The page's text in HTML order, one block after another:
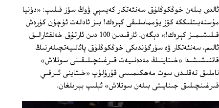
ئالدى بىلەن خوڭكوڭلۇق سەنئەتكار كەيسېي ۋوڭ سۆز قىلىپ: «دۇنيا
مۇستەبىتلىككە كۆز يۇمماسلىقى كېرەك! بىز ئادالەت ئۈچۈن كۈرەش
قىلىشىمىز كېرەك!» دېگەن. ئارقىدىن 100 دىن ئارتۇق خەلقئارالىق
ئالىم، سەنئەتكار ۋە سۈرگۈندىكى خوڭكوڭلۇق پائالىيەتچىلەرنىڭ
قاتنىشىشىدا «خىتاينىڭ مەدەنىيەت قىرغىنچىلىقىنى سوتلاش»
ناملىق تەقلىدى سوت مەھكىمىسى قۇرۇلۇپ «خىتاينى ئىرقىي
قىرغىنچىلىق جىنايىتى بىلەن سوتلاش» ئېلىپ بېرىلغان.